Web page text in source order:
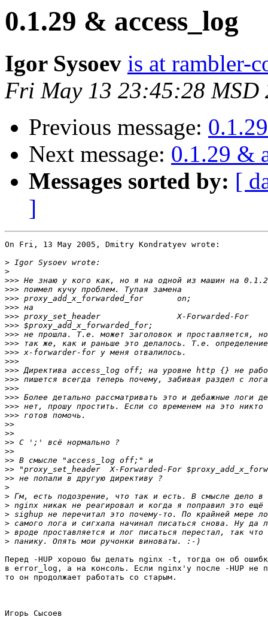
0.1.29 & access_log
Igor Sysoev is at rambler-
Fri May 13 23:45:28 MSD
Previous message:
Next message: 0.1.29 &
Messages sorted by: [
]
On Fri, 13 May 2005, Dmitry Kondratyev wrote:
>
>
>>>
>>>
>>>
>>>
>>>
>>>
>>>
>>>
>>>
>>>
>>>
>>>
>>>
>>>
>>>
>>>
>>
>>
>>
>>
>>
>>
>>
>
>
>
>
>
>
>
Перед -HUP хорошо бы делать nginx -t, тогда он об
в error_log, а на консоль. Если nginx'у после -HUP не
то он продолжает работать со старым.